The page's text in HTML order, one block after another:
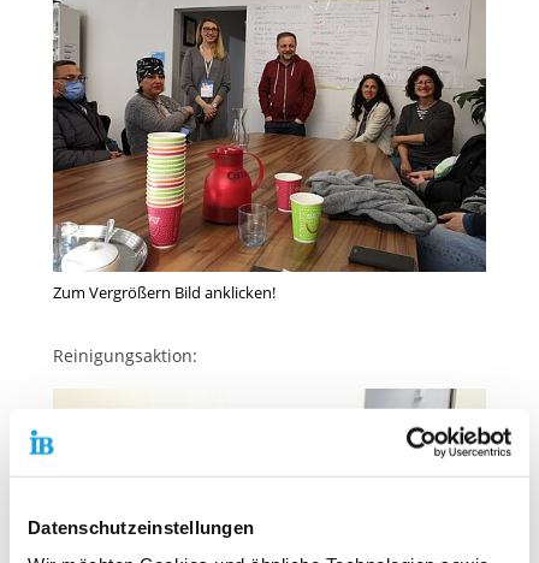
Datenschutzeinstellungen
Zum Vergrößern Bild anklicken!
Reinigungsaktion: